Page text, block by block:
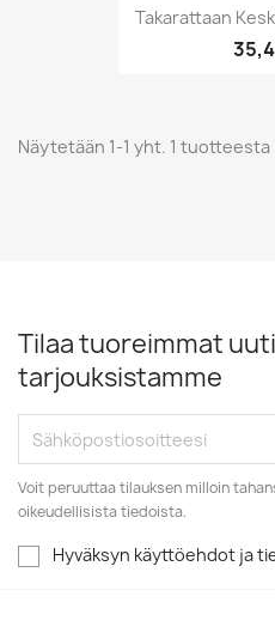
Takarattaan
Näytetään 1-1 yht. 1 tuotteesta
Tilaa tuoreimmat
tarjouksistamme
Voit peruuttaa tilauksen milloin
oikeudellisista tiedoista.
Hyväksyn käyttöehdot ja